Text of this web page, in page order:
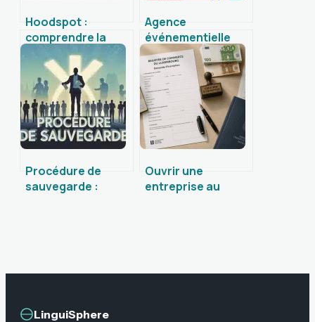
Hoodspot :
comprendre la
plateforme et bien
l’utiliser au
quotidien
Agence
événementielle
paris : choisir le
bon partenaire
pour vos
événements
Procédure de
sauvegarde :
Ouvrir une
entreprise au
LinguiSphere